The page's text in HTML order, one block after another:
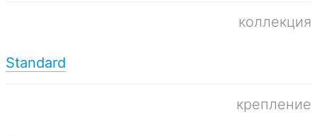
коллекция
Standard
крепление